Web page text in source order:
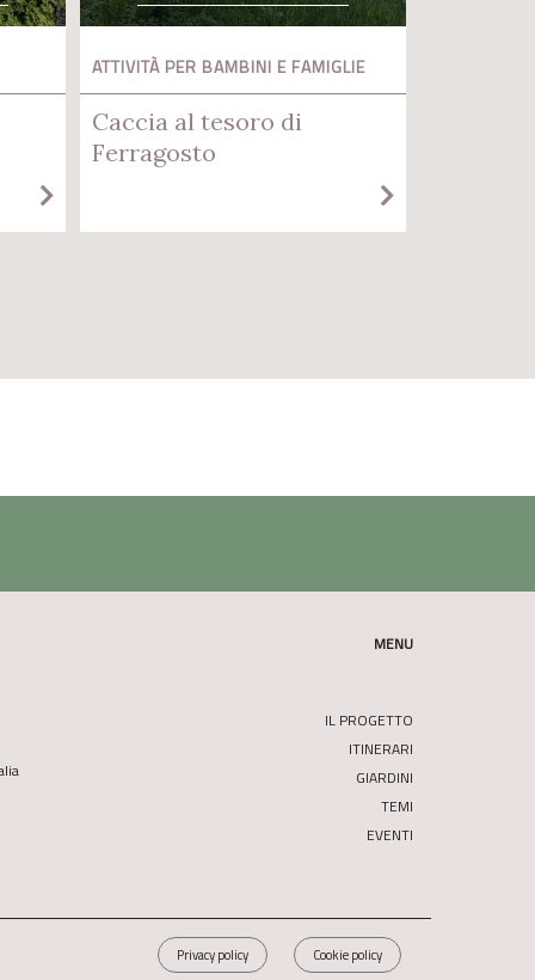
ATTIVITÀ PER BAMBINI E FAMIGLIE
Caccia al tesoro di
Ferragosto
MENU
IL PROGETTO
ITINERARI
GIARDINI
TEMI
EVENTI
Privacy policy Cookie policy